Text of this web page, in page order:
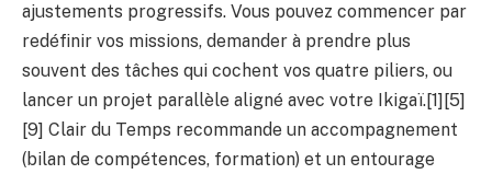
ajustements progressifs. Vous pouvez commencer par
redéfinir vos missions, demander à prendre plus
souvent des tâches qui cochent vos quatre piliers, ou
lancer un projet parallèle aligné avec votre Ikigaï.[1][5]
[9] Clair du Temps recommande un accompagnement
(bilan de compétences, formation) et un entourage